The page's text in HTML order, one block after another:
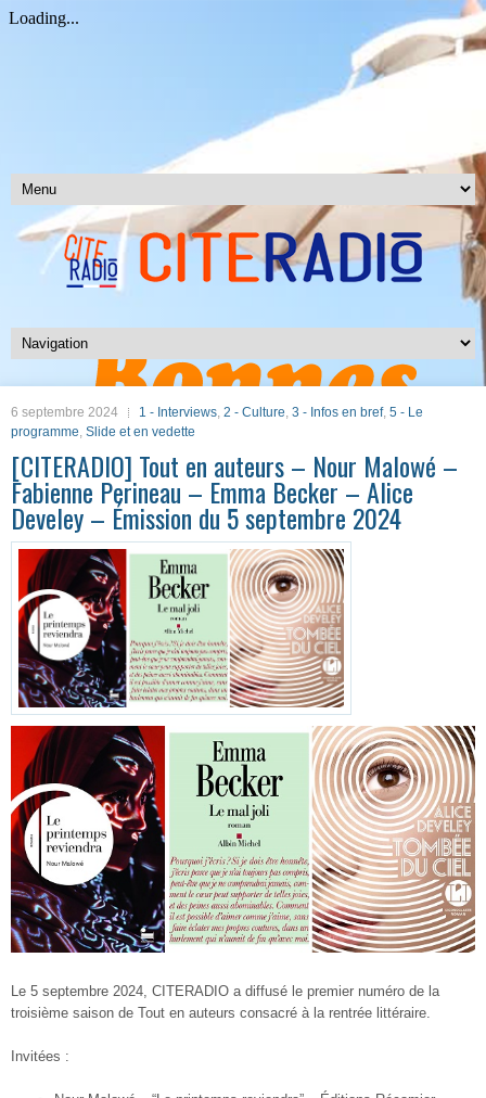
6 septembre 2024 1 - Interviews, 2 - Culture, 3 - Infos en bref, 5 - Le
programme, Slide et en vedette
[CITERADIO] Tout en auteurs – Nour Malowé –
Fabienne Perineau – Emma Becker – Alice
Develey – Émission du 5 septembre 2024
Le 5 septembre 2024, CITERADIO a diffusé le premier numéro de la
troisième saison de Tout en auteurs consacré à la rentrée littéraire.
Invitées :